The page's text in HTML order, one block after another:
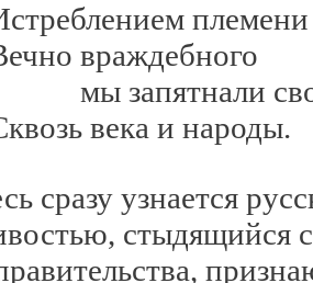
племени
враждебного
свой
века и народы.
узнается
стыдящийся